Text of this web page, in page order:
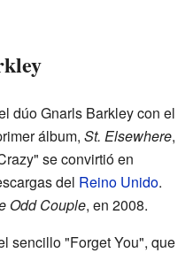
dúo Gnarls Barkley con el
álbum, St. Elsewhere,
se convirtió en
del Reino Unido.
Odd Couple, en 2008.
sencillo "Forget You", que